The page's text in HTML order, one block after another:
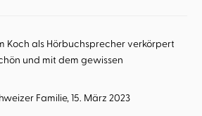
Koch als Hörbuchsprecher verkörpert
und mit dem gewissen
Familie, 15. März 2023